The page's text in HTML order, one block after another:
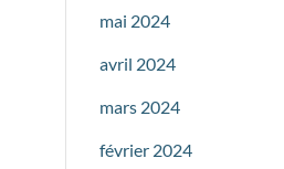
mai 2024
avril 2024
mars 2024
février 2024